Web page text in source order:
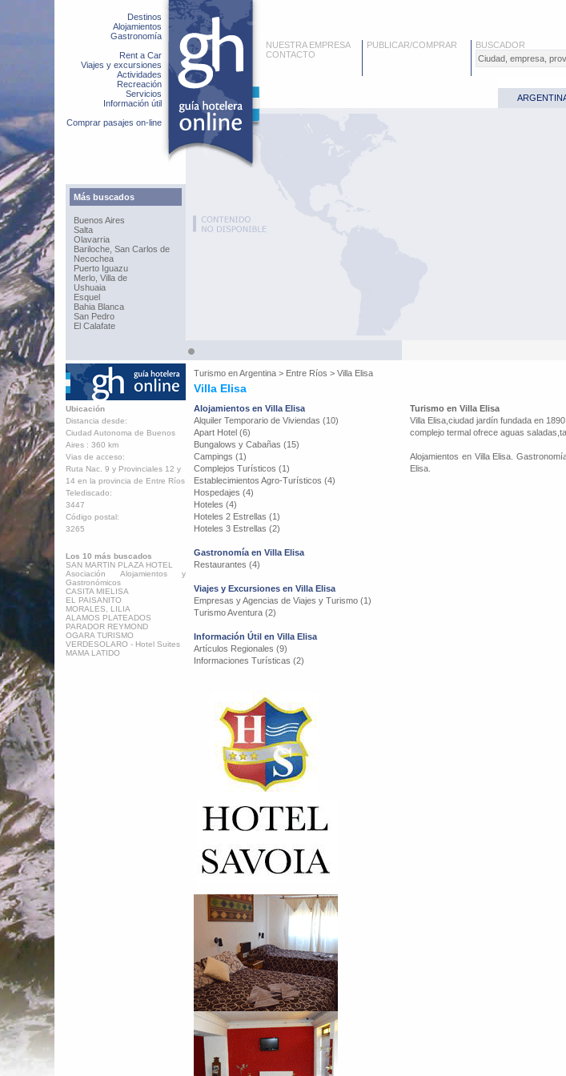
Destinos
Alojamientos
Gastronomía
Rent a Car
Viajes y excursiones
Actividades
Recreación
Servicios
Información útil
Comprar pasajes on-line
Más buscados
Buenos Aires
Salta
Olavarria
Bariloche, San Carlos de
Necochea
Puerto Iguazu
Merlo, Villa de
Ushuaia
Esquel
Bahia Blanca
San Pedro
El Calafate
NUESTRA EMPRESA
CONTACTO
PUBLICAR/COMPRAR BUSCADOR
Turismo enArgentina > Entre Ríos > Villa Elisa
Villa Elisa
Ubicación
Distancia desde:
Ciudad Autonoma de Buenos
Aires : 360 km
Vias de acceso:
Ruta Nac. 9 y Provinciales 12 y
14 en la provincia de Entre Ríos
Telediscado:
3447
Código postal:
3265
Los 10 más buscados
SAN MARTIN PLAZA HOTEL
Asociación Alojamientos y
Gastronómicos
CASITA MIELISA
EL PAISANITO
MORALES, LILIA
ALAMOS PLATEADOS
PARADOR REYMOND
OGARA TURISMO
VERDESOLARO - Hotel Suites
MAMA LATIDO
Alojamientos en Villa Elisa
Alquiler Temporario de Viviendas (10)
Apart Hotel (6)
Bungalows y Cabañas (15)
Campings (1)
Complejos Turísticos (1)
Establecimientos Agro-Turísticos (4)
Hospedajes (4)
Hoteles (4)
Hoteles 2 Estrellas (1)
Hoteles 3 Estrellas (2)
Gastronomía en Villa Elisa
Restaurantes (4)
Viajes y Excursiones en Villa Elisa
Empresas y Agencias de Viajes y Turismo (1)
Turismo Aventura (2)
Información Útil en Villa Elisa
Artículos Regionales (9)
Informaciones Turísticas (2)
Turismo en Villa Elisa
Villa Elisa,ciudad jardín fundada en
complejo termal ofrece aguas
Alojamientos en Villa Elisa.
Elisa.